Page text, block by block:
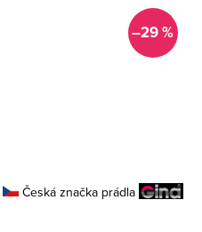
–29 %
Česká značka prádla